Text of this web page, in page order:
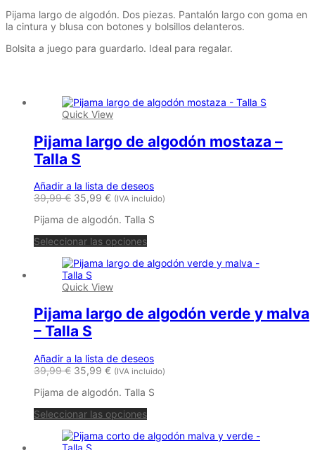
Pijama largo de algodón. Dos piezas. Pantalón largo con goma en
la cintura y blusa con botones y bolsillos delanteros.
Bolsita a juego para guardarlo. Ideal para regalar.
Quick View
Pijama largo de algodón mostaza –
Talla S
Añadir a la lista de deseos
39,99€ 35,99 € (IVA incluido)
Pijama de algodón. Talla S
Seleccionar las opciones
Quick View
Pijama largo de algodón verde y malva
– Talla S
Añadir a la lista de deseos
39,99€ 35,99 € (IVA incluido)
Pijama de algodón. Talla S
Seleccionar las opciones